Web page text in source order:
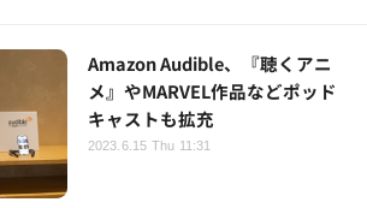
Amazon Audible、『聴くアニ
メ』やMARVEL作品などポッド
キャストも拡充
2023.6.15 Thu 11:31